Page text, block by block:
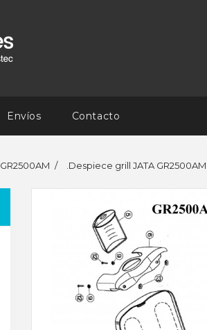
Envíos Contacto
GR2500AM .Despiece grill JATA GR2500AM